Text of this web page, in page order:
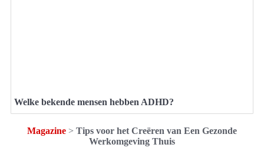
Welke bekende mensen hebben ADHD?
Magazine > Tips voor het Creëren van Een Gezonde
Werkomgeving Thuis